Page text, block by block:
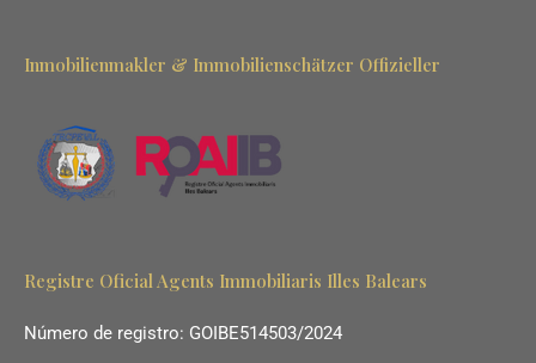
Inmobilienmakler & Immobilienschätzer Offizieller
Registre Oficial Agents Immobiliaris Illes Balears
Número de registro: GOIBE514503/2024